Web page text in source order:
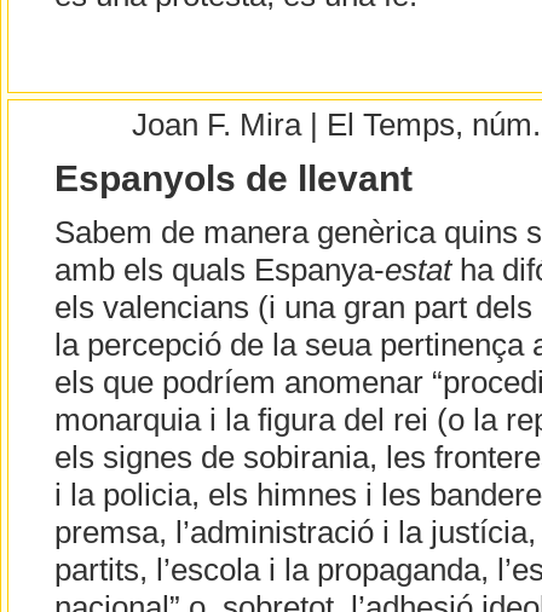
Joan F. Mira | El Temps,
Espanyols de llevant
Sabem de manera genèrica quins
amb els quals Espanya-estatha
els valencians (i una gran part
la percepció de la seua pertinença
els que podríem anomenar
monarquia i la figura del rei (o la
els signes de sobirania, les
i la policia, els himnes i les
premsa, l’administració i la
partits, l’escola i la propaganda,